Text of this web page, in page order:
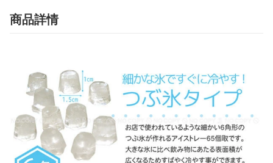
商品詳情